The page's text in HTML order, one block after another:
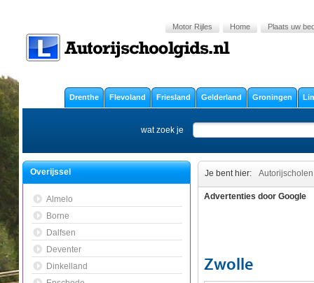
Motor Rijles Home Plaats uw
Drenthe Flevoland Friesland Gelderland Groningen
wat zoek je
Overijssel
Almelo
Borne
Dalfsen
Deventer
Dinkelland
Je bent hier: Autorijscholen
Advertenties door Google
Zwolle